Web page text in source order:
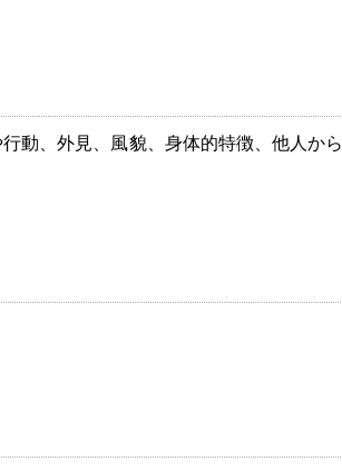
動、外見、風貌、身体的特徴、他人から